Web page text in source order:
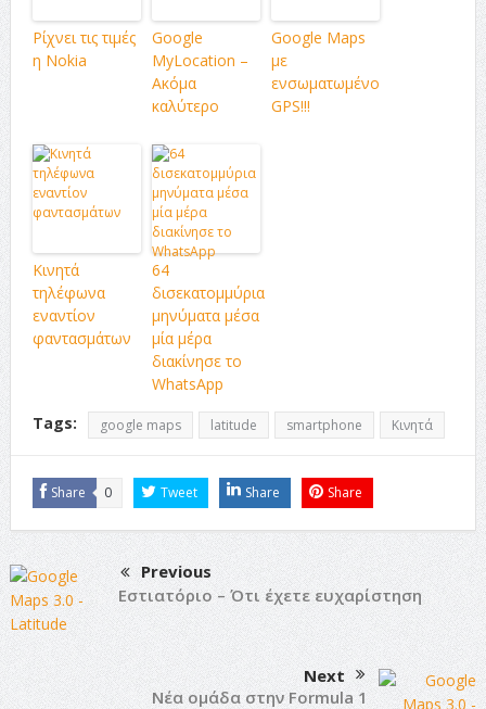
Ρίχνει τις τιμές
η Nokia
Google
MyLocation –
Ακόμα
καλύτερο
Google Maps
με
ενσωματωμένο
GPS!!!
Κινητά
τηλέφωνα
εναντίον
φαντασμάτων
64
δισεκατομμύρια
μηνύματα μέσα
μία μέρα
διακίνησε το
WhatsApp
Tags:
google maps latitude smartphone Κινητά
Share 0 Tweet Share Share
Previous
Εστιατόριο – Ότι έχετε ευχαρίστηση
Next
Νέα ομάδα στην Formula 1